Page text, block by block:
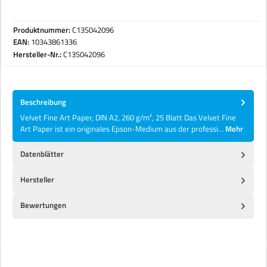
Produktnummer:C13S042096
EAN: 10343861336
Hersteller-Nr.:C13S042096
Beschreibung
Velvet Fine Art Paper, DIN A2, 260 g/m², 25 Blatt Das Velvet Fine
Art Paper ist ein originales Epson-Medium aus der professi… Mehr
Datenblätter
Hersteller
Bewertungen